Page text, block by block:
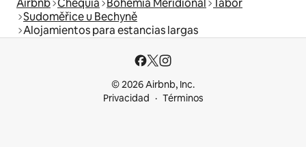
Sudoměřice u Bechyně
Alojamientos para estancias largas
© 2026 Airbnb, Inc.
Privacidad
Términos